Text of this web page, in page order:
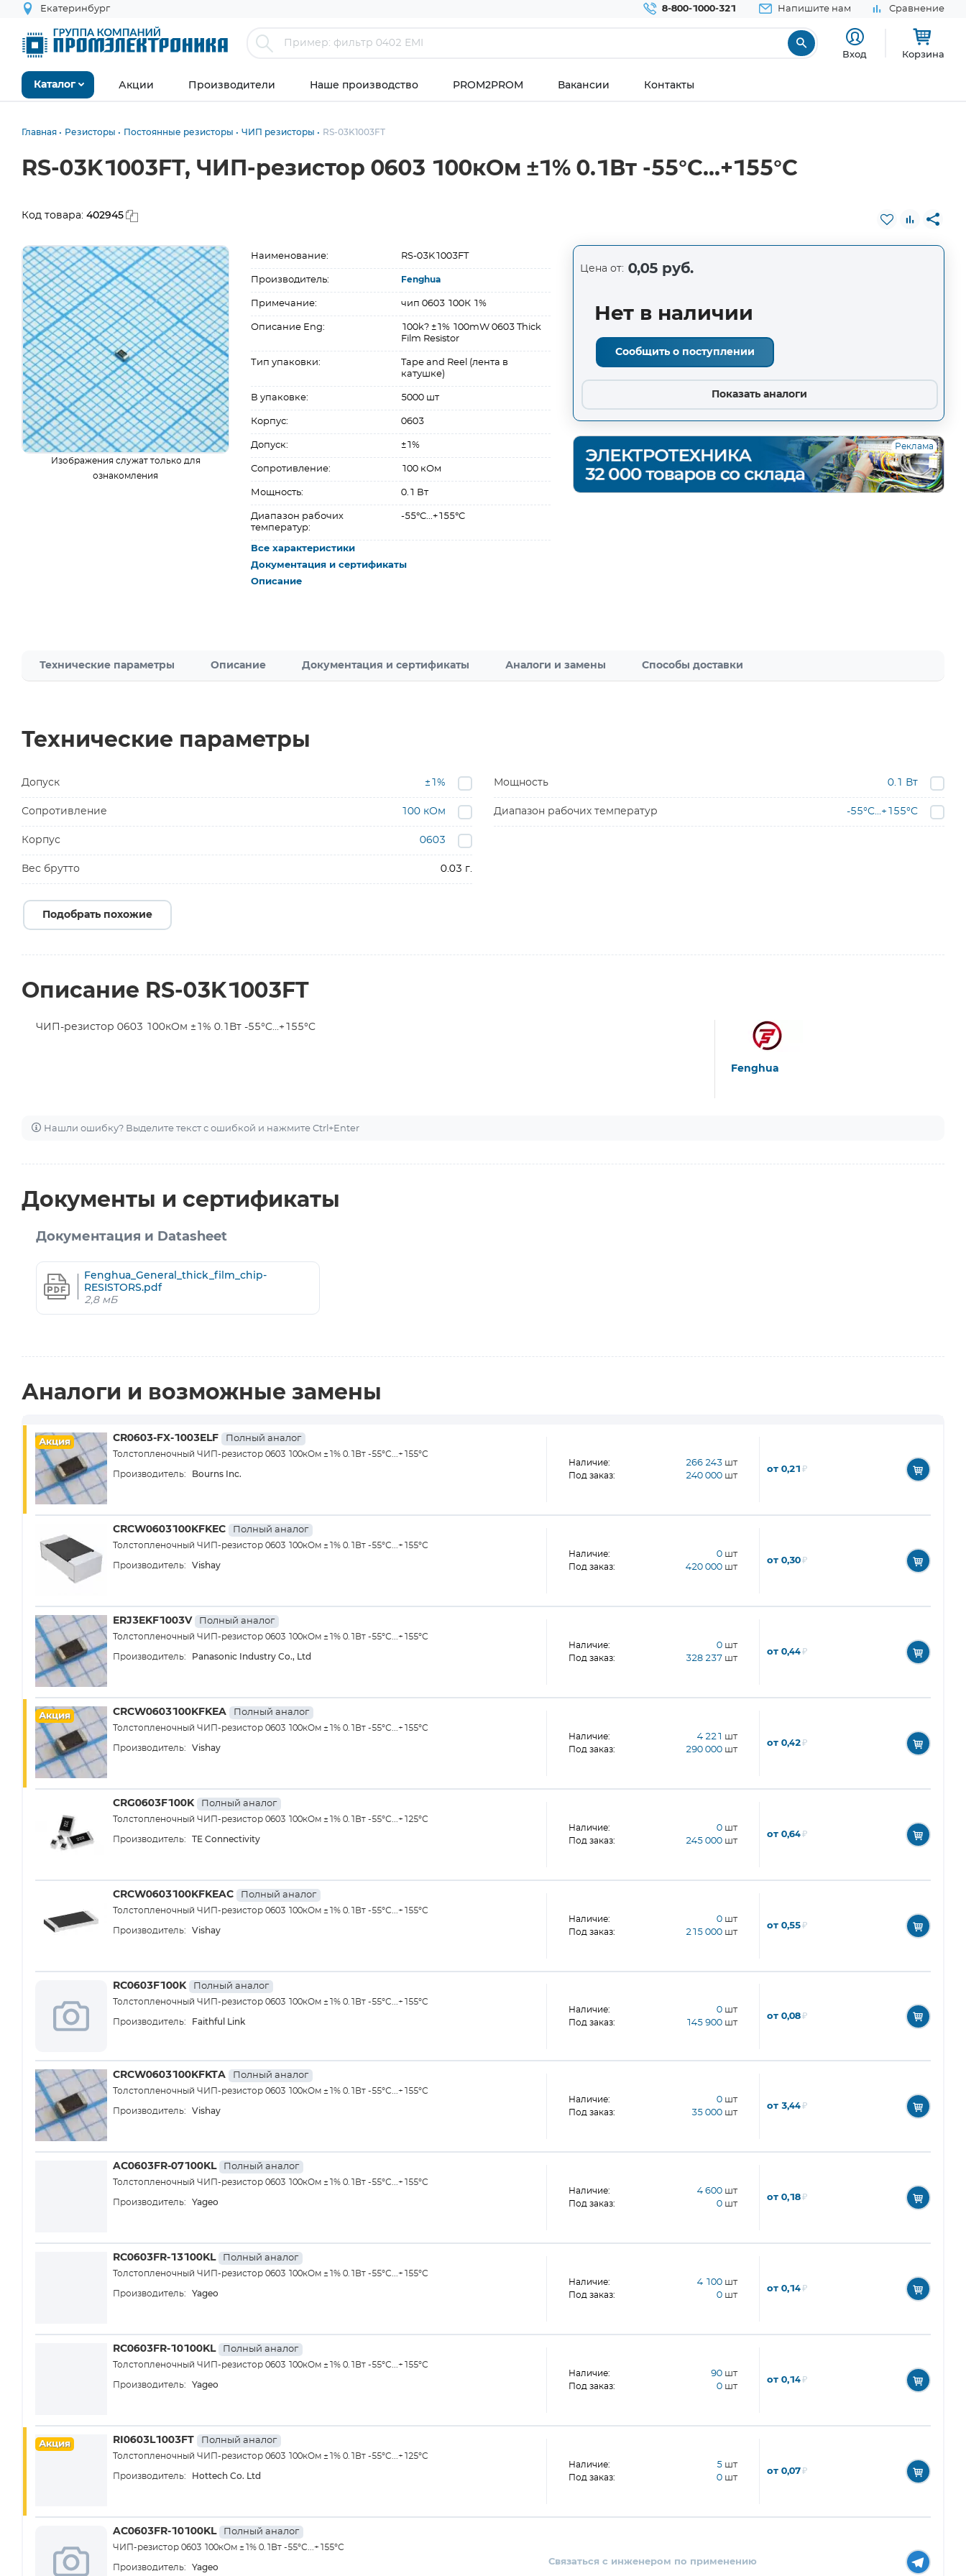
Екатеринбург 8-800-1000-321 Напишите нам Сравнение
Вход Корзина
Каталог Акции Производители Наше производство PROM2PROM Вакансии Контакты
Главная Резисторы Постоянные резисторы ЧИП резисторы RS-03K1003FT
RS-03K1003FT, ЧИП-резистор 0603 100кОм ±1% 0.1Вт -55°C...+155°C
Код товара: 402945
Изображения служат только для
ознакомления
Наименование: RS-03K1003FT
Производитель: Fenghua
Примечание: чип 0603 100К 1%
Описание Eng:
100k? ±1% 100mW 0603 Thick
Film Resistor
Тип упаковки:
Tape and Reel (лента в
катушке)
В упаковке: 5000 шт
Корпус: 0603
Допуск: ±1%
Сопротивление: 100 кОм
Мощность: 0.1 Вт
Диапазон рабочих
температур:
-55°C...+155°C
Все характеристики
Документация и сертификаты
Описание
Цена от: 0,05 руб.
Нет в наличии
Сообщить о поступлении
Показать аналоги
Реклама
Технические параметры Описание Документация и сертификаты Аналоги и замены Способы доставки
Технические параметры
Допуск ±1%
Сопротивление 100 кОм
Мощность 0.1 Вт
Диапазон рабочих температур -55°C...+155°C
Корпус 0603
Вес брутто 0.03 г.
Подобрать похожие
Описание RS-03K1003FT
ЧИП-резистор 0603 100кОм ±1% 0.1Вт -55°C...+155°C
Fenghua
Нашли ошибку? Выделите текст с ошибкой и нажмите Ctrl+Enter
Документы и сертификаты
Документация и Datasheet
Fenghua_General_thick_film_chip-
RESISTORS.pdf
2,8 мБ
Аналоги и возможные замены
Акция CR0603-FX-1003ELF Полный аналог
Толстопленочный ЧИП-резистор 0603 100кОм ±1% 0.1Вт -55°С...+155°С
Производитель: Bourns Inc.
Наличие: 266 243 шт
Под заказ: 240 000 шт
от 0,21 ₽
CRCW0603100KFKEC Полный аналог
Толстопленочный ЧИП-резистор 0603 100кОм ±1% 0.1Вт -55°С...+155°С
Производитель: Vishay
Наличие: 0 шт
Под заказ: 420 000 шт
от 0,30₽
ERJ3EKF1003V Полный аналог
Толстопленочный ЧИП-резистор 0603 100кОм ±1% 0.1Вт -55°С...+155°С
Производитель: Panasonic Industry Co., Ltd
Наличие: 0 шт
Под заказ: 328 237 шт
от 0,44₽
Акция CRCW0603100KFKEA Полный аналог
Толстопленочный ЧИП-резистор 0603 100кОм ±1% 0.1Вт -55°С...+155°С
Производитель: Vishay
Наличие: 4 221 шт
Под заказ: 290 000 шт
от 0,42₽
CRG0603F100K Полный аналог
Толстопленочный ЧИП-резистор 0603 100кОм ±1% 0.1Вт -55°С...+125°С
Производитель: TE Connectivity
Наличие: 0 шт
Под заказ: 245 000 шт
от 0,64₽
CRCW0603100KFKEAC Полный аналог
Толстопленочный ЧИП-резистор 0603 100кОм ±1% 0.1Вт -55°С...+155°С
Производитель: Vishay
Наличие: 0 шт
Под заказ: 215 000 шт
от 0,55₽
RC0603F100K Полный аналог
Толстопленочный ЧИП-резистор 0603 100кОм ±1% 0.1Вт -55°C...+155°C
Производитель: Faithful Link
Наличие: 0 шт
Под заказ: 145 900 шт
от 0,08₽
CRCW0603100KFKTA Полный аналог
Толстопленочный ЧИП-резистор 0603 100кОм ±1% 0.1Вт -55°С...+155°С
Производитель: Vishay
Наличие: 0 шт
Под заказ: 35 000 шт
от 3,44₽
AC0603FR-07100KL Полный аналог
Толстопленочный ЧИП-резистор 0603 100кОм ±1% 0.1Вт -55°С...+155°С
Производитель: Yageo
Наличие: 4 600 шт
Под заказ: 0 шт
от 0,18₽
RC0603FR-13100KL Полный аналог
Толстопленочный ЧИП-резистор 0603 100кОм ±1% 0.1Вт -55°С...+155°С
Производитель: Yageo
Наличие: 4 100 шт
Под заказ: 0 шт
от 0,14₽
RC0603FR-10100KL Полный аналог
Толстопленочный ЧИП-резистор 0603 100кОм ±1% 0.1Вт -55°С...+155°С
Производитель: Yageo
Наличие: 90 шт
Под заказ: 0 шт
от 0,14₽
Акция RI0603L1003FT Полный аналог
Толстопленочный ЧИП-резистор 0603 100кОм ±1% 0.1Вт -55°C...+125°C
Производитель: Hottech Co. Ltd
Наличие: 5 шт
Под заказ: 0 шт
от 0,07₽
AC0603FR-10100KL Полный аналог
ЧИП-резистор 0603 100кОм ±1% 0.1Вт -55°С...+155°С
Производитель: Yageo Связаться с инженером по применению